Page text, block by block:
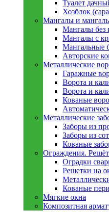
Туалет
Хозблок
Мангалы и
Мангалы без
Мангалы с
Мангальные
Авторские
Металлическиe
Гаражные
Ворота и
Ворота и
Кованые
Металлическиe
Заборы из
Заборы из
Кованые
Ограждения.
Оградки
Решетки на
Кованые
Мягкие окна
Композитная